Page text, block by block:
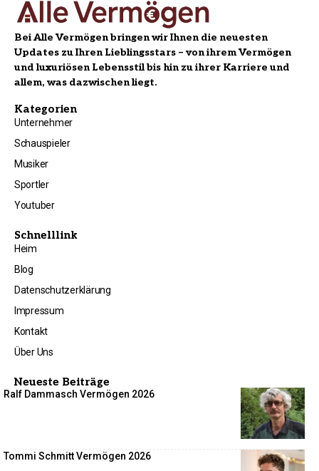
Bei Alle Vermögen bringen wir Ihnen die neuesten
Updates zu Ihren Lieblingsstars – von ihrem Vermögen
und luxuriösen Lebensstil bis hin zu ihrer Karriere und
allem, was dazwischen liegt.
Kategorien
Unternehmer
Schauspieler
Musiker
Sportler
Youtuber
Schnelllink
Heim
Blog
Datenschutzerklärung
Impressum
Kontakt
Über Uns
Neueste Beiträge
Ralf Dammasch Vermögen 2026
Tommi Schmitt Vermögen 2026